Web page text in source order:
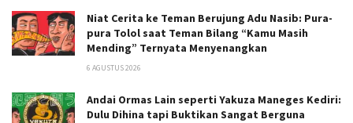
Niat Cerita ke Teman Berujung Adu Nasib: Pura-
pura Tolol saat Teman Bilang “Kamu Masih
Mending” Ternyata Menyenangkan
6 AGUSTUS 2026
Andai Ormas Lain seperti Yakuza Maneges Kediri:
Dulu Dihina tapi Buktikan Sangat Berguna